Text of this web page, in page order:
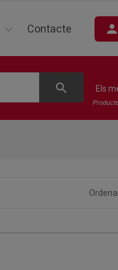
Contacte person
search Els